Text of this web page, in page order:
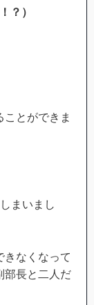
？）
ことができま
まいまし
きなくなって
部長と二人だ